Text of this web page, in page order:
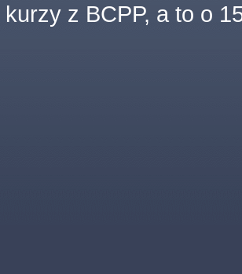
kurzy z BCPP, a to o